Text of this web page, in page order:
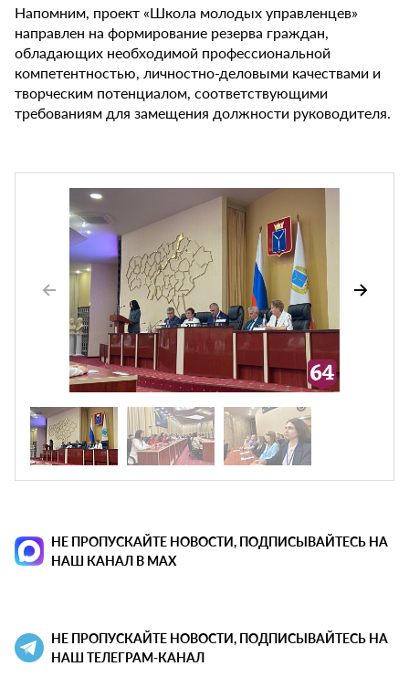
Напомним, проект «Школа молодых управленцев»
направлен на формирование резерва граждан,
обладающих необходимой профессиональной
компетентностью, личностно-деловыми качествами и
творческим потенциалом, соответствующими
требованиям для замещения должности руководителя.
НЕ ПРОПУСКАЙТЕ НОВОСТИ, ПОДПИСЫВАЙТЕСЬ НА
НАШ КАНАЛ В MAX
НЕ ПРОПУСКАЙТЕ НОВОСТИ, ПОДПИСЫВАЙТЕСЬ НА
НАШ ТЕЛЕГРАМ-КАНАЛ